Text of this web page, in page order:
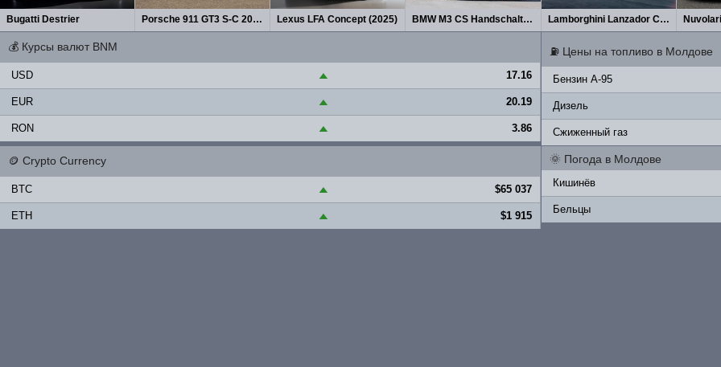
Bugatti Destrier Porsche 911 GT3 S-C 2027 Lexus LFA Concept (2025) BMW M3 CS Handschalter (2027) Lamborghini Lanzador Concept 2026 Nuvolari
💰 Курсы валют BNM
USD ▲ 17.16
EUR ▲ 20.19
RON ▲ 3.86
⛽ Цены на топливо в Молдове
Бензин A-95
Дизель
Сжиженный газ
🪙 Crypto Currency
BTC ▲ $65 037
ETH ▲ $1 915
🌞 Погода в Молдове
Кишинёв
Бельцы